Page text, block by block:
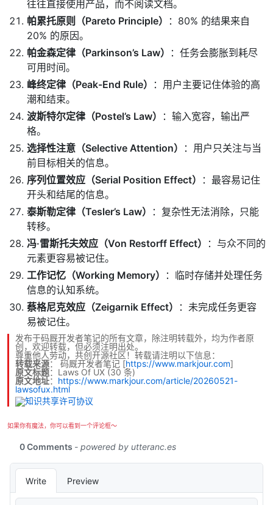
往往直接使用产品，而不阅读文档。
帕累托原则（Pareto Principle）
：80% 的结果来自
20% 的原因。
帕金森定律（Parkinson’s Law）
：任务会膨胀到耗尽
可用时间。
峰终定律（Peak-End Rule）
：用户主要记住体验的高
潮和结束。
波斯特尔定律（Postel’s Law）
：输入宽容，输出严
格。
选择性注意（Selective Attention）
：用户只关注与当
前目标相关的信息。
序列位置效应（Serial Position Effect）
：最容易记住
开头和结尾的信息。
泰斯勒定律（Tesler’s Law）
：复杂性无法消除，只能
转移。
冯·雷斯托夫效应（Von Restorff Effect）
：与众不同的
元素更容易被记住。
工作记忆（Working Memory）
：临时存储并处理任务
信息的认知系统。
蔡格尼克效应（Zeigarnik Effect）
：未完成任务更容
易被记住。
发布于码厩开发者笔记的所有文章，除注明转载外，均为作者原
创，欢迎转载，但必须注明出处。
尊重他人劳动，共创开源社区！转载请注明以下信息：
转载来源： 码厩开发者笔记 [https://www.markjour.com]
原文标题：Laws Of UX (30 条)
原文地址： https://www.markjour.com/article/20260521-
lawsofux.html
如果你有魔法，你可以看到一个评论框～